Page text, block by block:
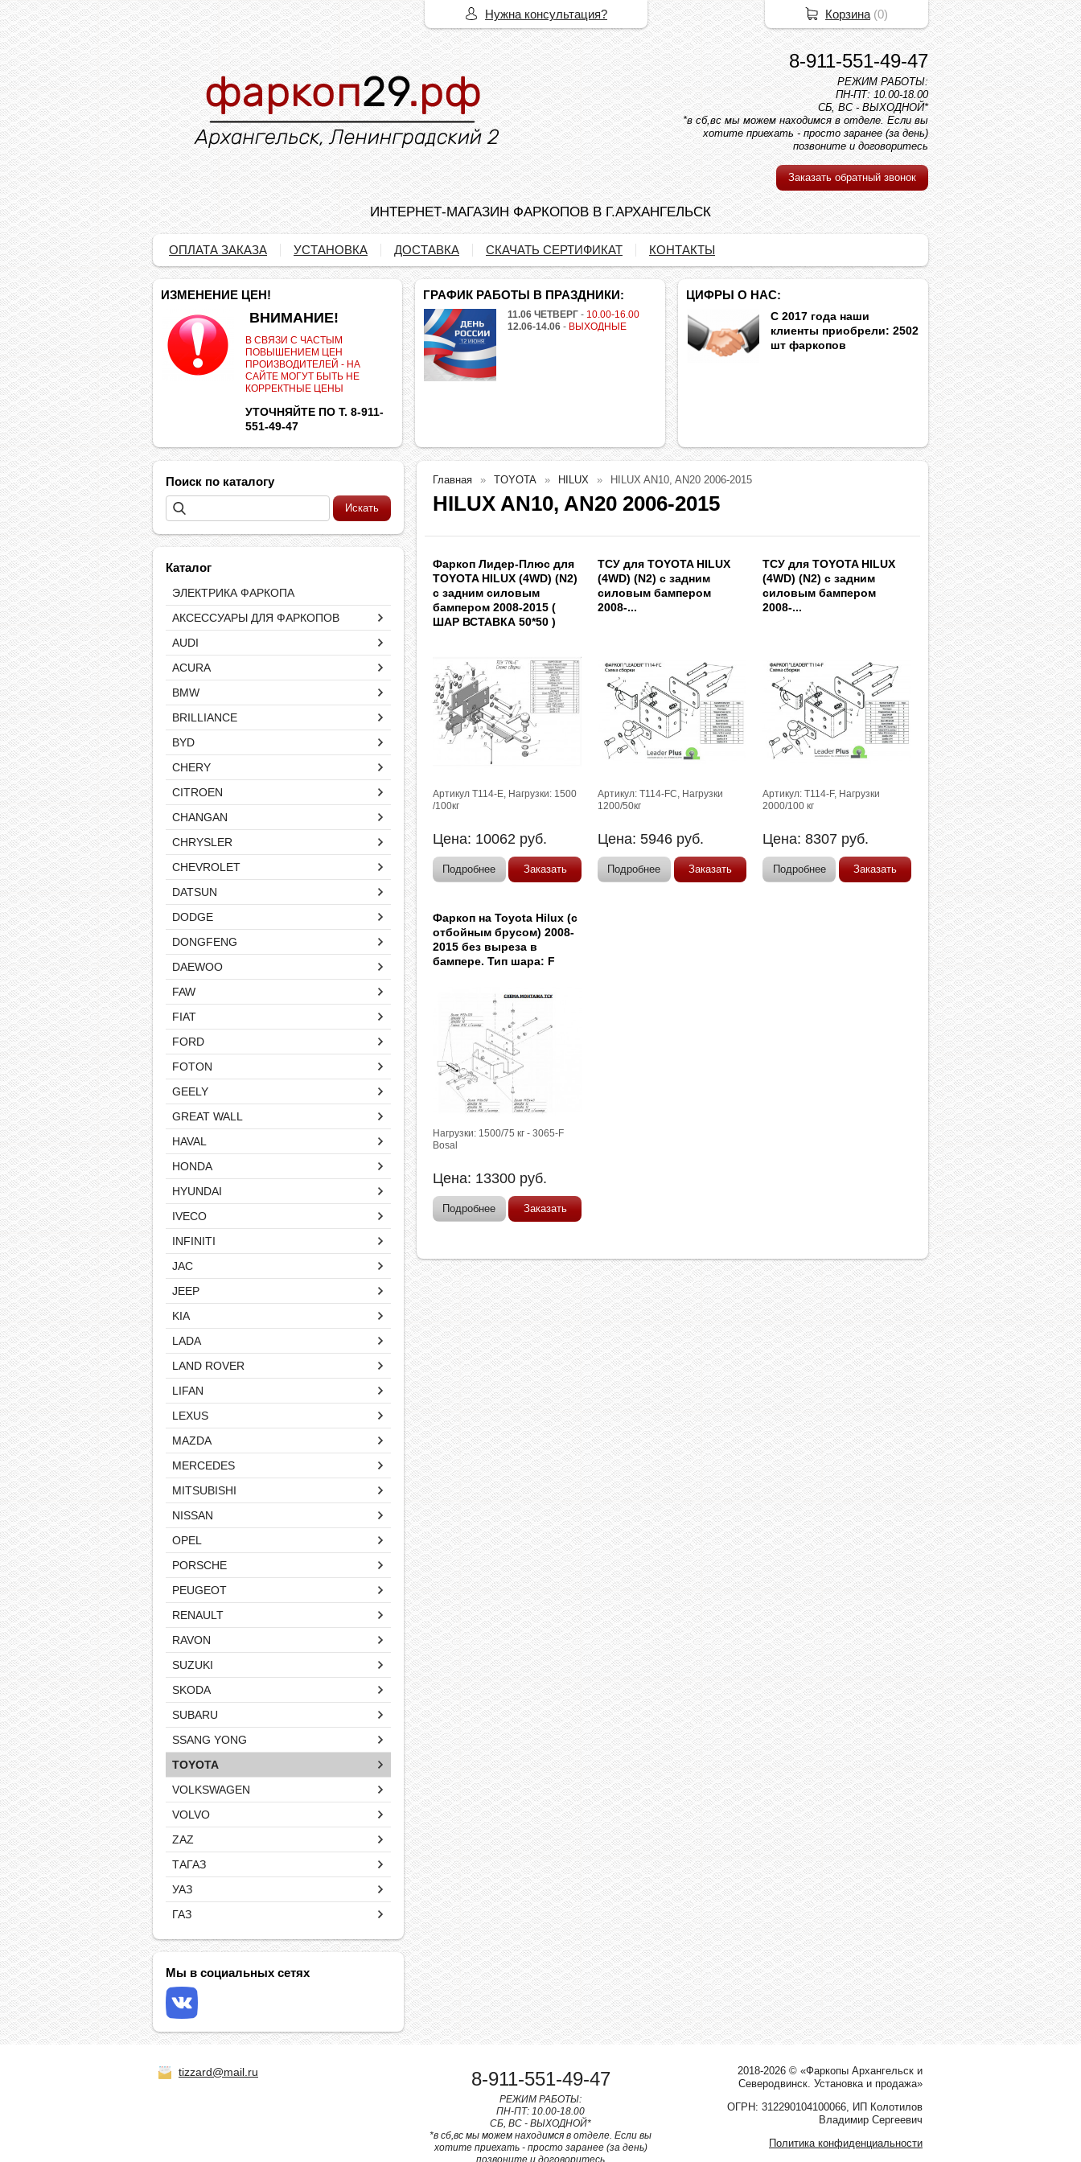
8-911-551-49-47
РЕЖИМ РАБОТЫ:
ПН-ПТ: 10.00-18.00
СБ, ВС - ВЫХОДНОЙ*
*в сб,вс мы можем находимся в отделе. Если вы
хотите приехать - просто заранее (за день)
позвоните и договоритесь
Заказать обратный звонок
ИНТЕРНЕТ-МАГАЗИН ФАРКОПОВ В Г.АРХАНГЕЛЬСК
ОПЛАТА ЗАКАЗА УСТАНОВКА ДОСТАВКА СКАЧАТЬ СЕРТИФИКАТ КОНТАКТЫ
ИЗМЕНЕНИЕ ЦЕН!
ВНИМАНИЕ!
В СВЯЗИ С ЧАСТЫМ
ПОВЫШЕНИЕМ ЦЕН
ПРОИЗВОДИТЕЛЕЙ - НА
САЙТЕ МОГУТ БЫТЬ НЕ
КОРРЕКТНЫЕ ЦЕНЫ
УТОЧНЯЙТЕ ПО Т. 8-911-
551-49-47
ГРАФИК РАБОТЫ В ПРАЗДНИКИ:
11.06 ЧЕТВЕРГ - 10.00-16.00
12.06-14.06 - ВЫХОДНЫЕ
ЦИФРЫ О НАС:
С 2017 года наши
клиенты приобрели: 2502
шт фаркопов
Поиск по каталогу
Каталог
ЭЛЕКТРИКА ФАРКОПА
АКСЕССУАРЫ ДЛЯ ФАРКОПОВ
AUDI
ACURA
BMW
BRILLIANCE
BYD
CHERY
CITROEN
CHANGAN
CHRYSLER
CHEVROLET
DATSUN
DODGE
DONGFENG
DAEWOO
FAW
FIAT
FORD
FOTON
GEELY
GREAT WALL
HAVAL
HONDA
HYUNDAI
IVECO
INFINITI
JAC
JEEP
KIA
LADA
LAND ROVER
LIFAN
LEXUS
MAZDA
MERCEDES
MITSUBISHI
NISSAN
OPEL
PORSCHE
PEUGEOT
RENAULT
RAVON
SUZUKI
SKODA
SUBARU
SSANG YONG
TOYOTA
VOLKSWAGEN
VOLVO
ZAZ
ТАГАЗ
УАЗ
ГАЗ
Мы в социальных сетях
Главная TOYOTA HILUX HILUX AN10, AN20 2006-2015
HILUX AN10, AN20 2006-2015
Фаркоп Лидер-Плюс для
TOYOTA HILUX (4WD) (N2)
с задним силовым
бампером 2008-2015 (
ШАР ВСТАВКА 50*50 )
Артикул T114-E, Нагрузки: 1500
/100кг
Цена: 10062 руб.
Подробнее Заказать
ТСУ для TOYOTA HILUX
(4WD) (N2) с задним
силовым бампером
2008-...
Артикул: T114-FC, Нагрузки
1200/50кг
Цена:5946 руб.
Подробнее Заказать
ТСУ для TOYOTA HILUX
(4WD) (N2) с задним
силовым бампером
2008-...
Артикул: T114-F, Нагрузки
2000/100 кг
Цена:8307 руб.
Подробнее Заказать
Фаркоп на Toyota Hilux (с
отбойным брусом) 2008-
2015 без выреза в
бампере. Тип шара: F
Нагрузки: 1500/75 кг - 3065-F
Bosal
Цена: 13300 руб.
Подробнее Заказать
tizzard@mail.ru
2018-2026 © «Фаркопы Архангельск и
Северодвинск. Установка и продажа»
ОГРН: 312290104100066, ИП Колотилов
Владимир Сергеевич
Политика конфиденциальности
8-911-551-49-47
РЕЖИМ РАБОТЫ:
ПН-ПТ: 10.00-18.00
СБ, ВС - ВЫХОДНОЙ*
*в сб,вс мы можем находимся в отделе. Если вы
хотите приехать - просто заранее (за день)
позвоните и договоритесь
Нужна консультация? Корзина (0)